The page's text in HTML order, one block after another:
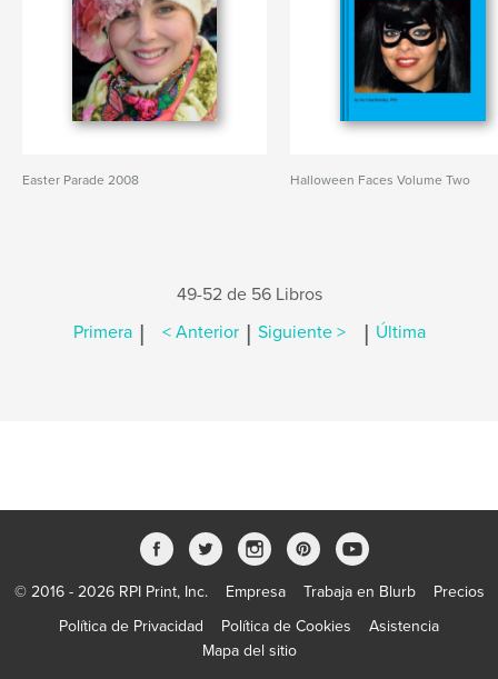
Easter Parade 2008 Halloween Faces Volume Two
49-52 de 56 Libros
Primera | < Anterior | Siguiente > | Última
© 2016 - 2026 RPI Print, Inc. Empresa Trabaja en Blurb
Precios
Política de Privacidad
Política de Cookies
Asistencia
Mapa del sitio